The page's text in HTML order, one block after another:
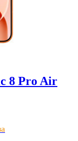
8 Pro Air